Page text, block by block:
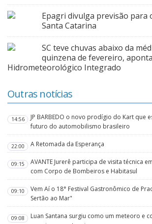
Epagri divulga previsão para
Santa Catarina
SC teve chuvas abaixo da
quinzena de fevereiro,
Hidrometeorológico Integrado
Outras notícias
14:56
JP BARBEDO o novo prodígio do Kart que
futuro do automobilismo brasileiro
22:00 A Retomada da Esperança
09:15
AVANTE Jurerê participa de visita técnica
com Corpo de Bombeiros e Habitasul
09:10
Vem Aí o 18° Festival Gastronômico de
Sertão ao Mar"
09:08
Luan Santana surgiu como um meteoro e